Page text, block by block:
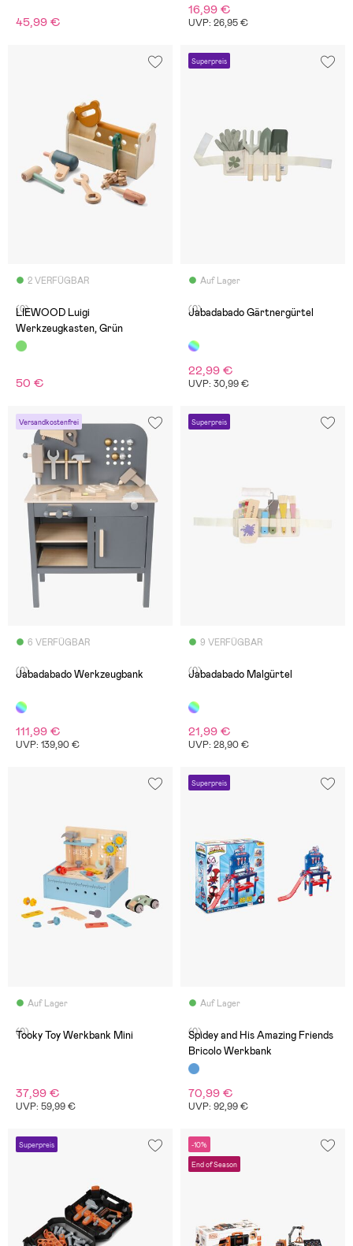
45,99 €
16,99 €
UVP: 26,95 €
2 VERFÜGBAR
(0)
LIEWOOD Luigi
Werkzeugkasten, Grün
50 €
Superpreis
Auf Lager
(0)
Jabadabado Gärtnergürtel
22,99 €
UVP: 30,99 €
Versandkostenfrei
6 VERFÜGBAR
(0)
Jabadabado Werkzeugbank
111,99 €
UVP: 139,90 €
Superpreis
9 VERFÜGBAR
(0)
Jabadabado Malgürtel
21,99 €
UVP: 28,90 €
Auf Lager
(0)
Tooky Toy Werkbank Mini
37,99 €
UVP: 59,99 €
Superpreis
Auf Lager
(0)
Spidey and His Amazing Friends
Bricolo Werkbank
70,99 €
UVP: 92,99 €
Superpreis -10%
End of Season